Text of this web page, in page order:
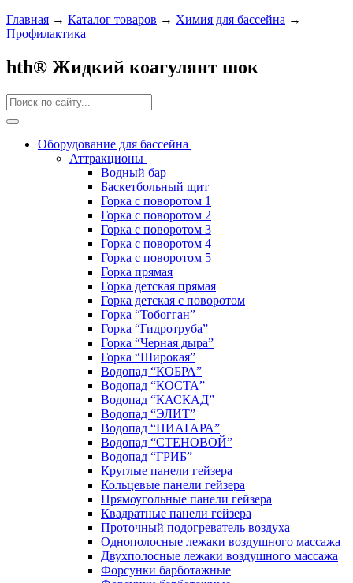
Главная → Каталог товаров → Химия для бассейна →
Профилактика
hth® Жидкий коагулянт шок
Оборудование для бассейна
Аттракционы
Водный бар
Баскетбольный щит
Горка с поворотом 1
Горка с поворотом 2
Горка с поворотом 3
Горка с поворотом 4
Горка с поворотом 5
Горка прямая
Горка детская прямая
Горка детская с поворотом
Горка “Тобогган”
Горка “Гидротруба”
Горка “Черная дыра”
Горка “Широкая”
Водопад “КОБРА”
Водопад “КОСТА”
Водопад “КАСКАД”
Водопад “ЭЛИТ”
Водопад “НИАГАРА”
Водопад “СТЕНОВОЙ”
Водопад “ГРИБ”
Круглые панели гейзера
Кольцевые панели гейзера
Прямоугольные панели гейзера
Квадратные панели гейзера
Проточный подогреватель воздуха
Однополосные лежаки воздушного массажа
Двухполосные лежаки воздушного массажа
Форсунки барботажные